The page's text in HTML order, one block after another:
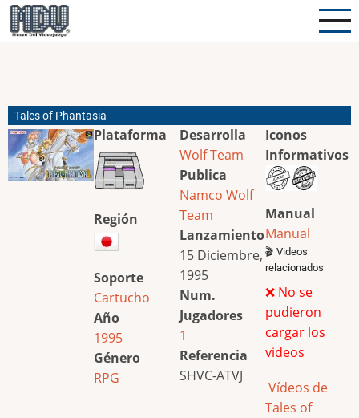
Pasar
al
Tales of Phantasia
Plataforma
Región
Soporte
Cartucho
Año
1995
Género
RPG
Desarrolla
Wolf Team
Publica
Namco Wolf
Team
Lanzamiento
15 Diciembre,
1995
Num.
Jugadores
1
Referencia
SHVC-ATVJ
Iconos
Informativos
Manual
Manual
🎬 Videos
relacionados
❌ No se
pudieron
cargar los
videos
Vídeos de
Tales of